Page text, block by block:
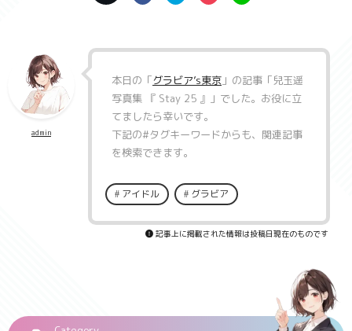
admin
本日の「グラビア’s東京 」の記事「兒玉遥
写真集 『 Stay 25 』
」でした。お役に立
てましたら幸いです。
下記の#タグキーワードからも、関連記事
を検索できます。
アイドル グラビア
記事上に掲載された情報は投稿日現在のものです